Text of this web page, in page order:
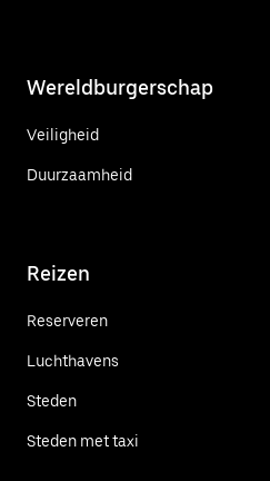
Wereldburgerschap
Veiligheid
Duurzaamheid
Reizen
Reserveren
Luchthavens
Steden
Steden met taxi